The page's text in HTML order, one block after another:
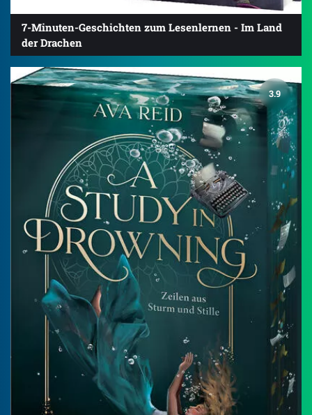
7-Minuten-Geschichten zum Lesenlernen - Im Land
der Drachen
3.9